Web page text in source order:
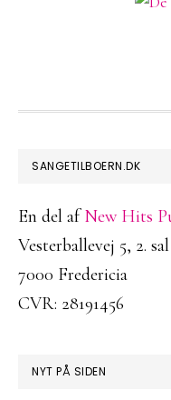
FOOTER
SANGETILBOERN.DK
En del afNew Hits
Vesterballevej 5, 2. sal
7000 Fredericia
CVR: 28191456
NYT PÅ SIDEN